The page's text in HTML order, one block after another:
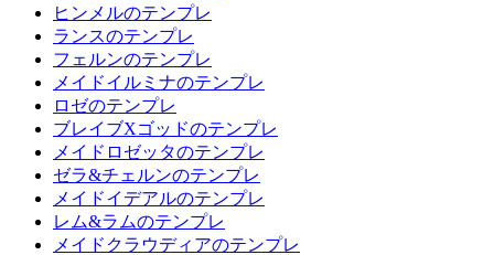
ヒンメルのテンプレ
ランスのテンプレ
フェルンのテンプレ
メイドイルミナのテンプレ
ロゼのテンプレ
ブレイブXゴッドのテンプレ
メイドロゼッタのテンプレ
ゼラ&チェルンのテンプレ
メイドイデアルのテンプレ
レム&ラムのテンプレ
メイドクラウディアのテンプレ